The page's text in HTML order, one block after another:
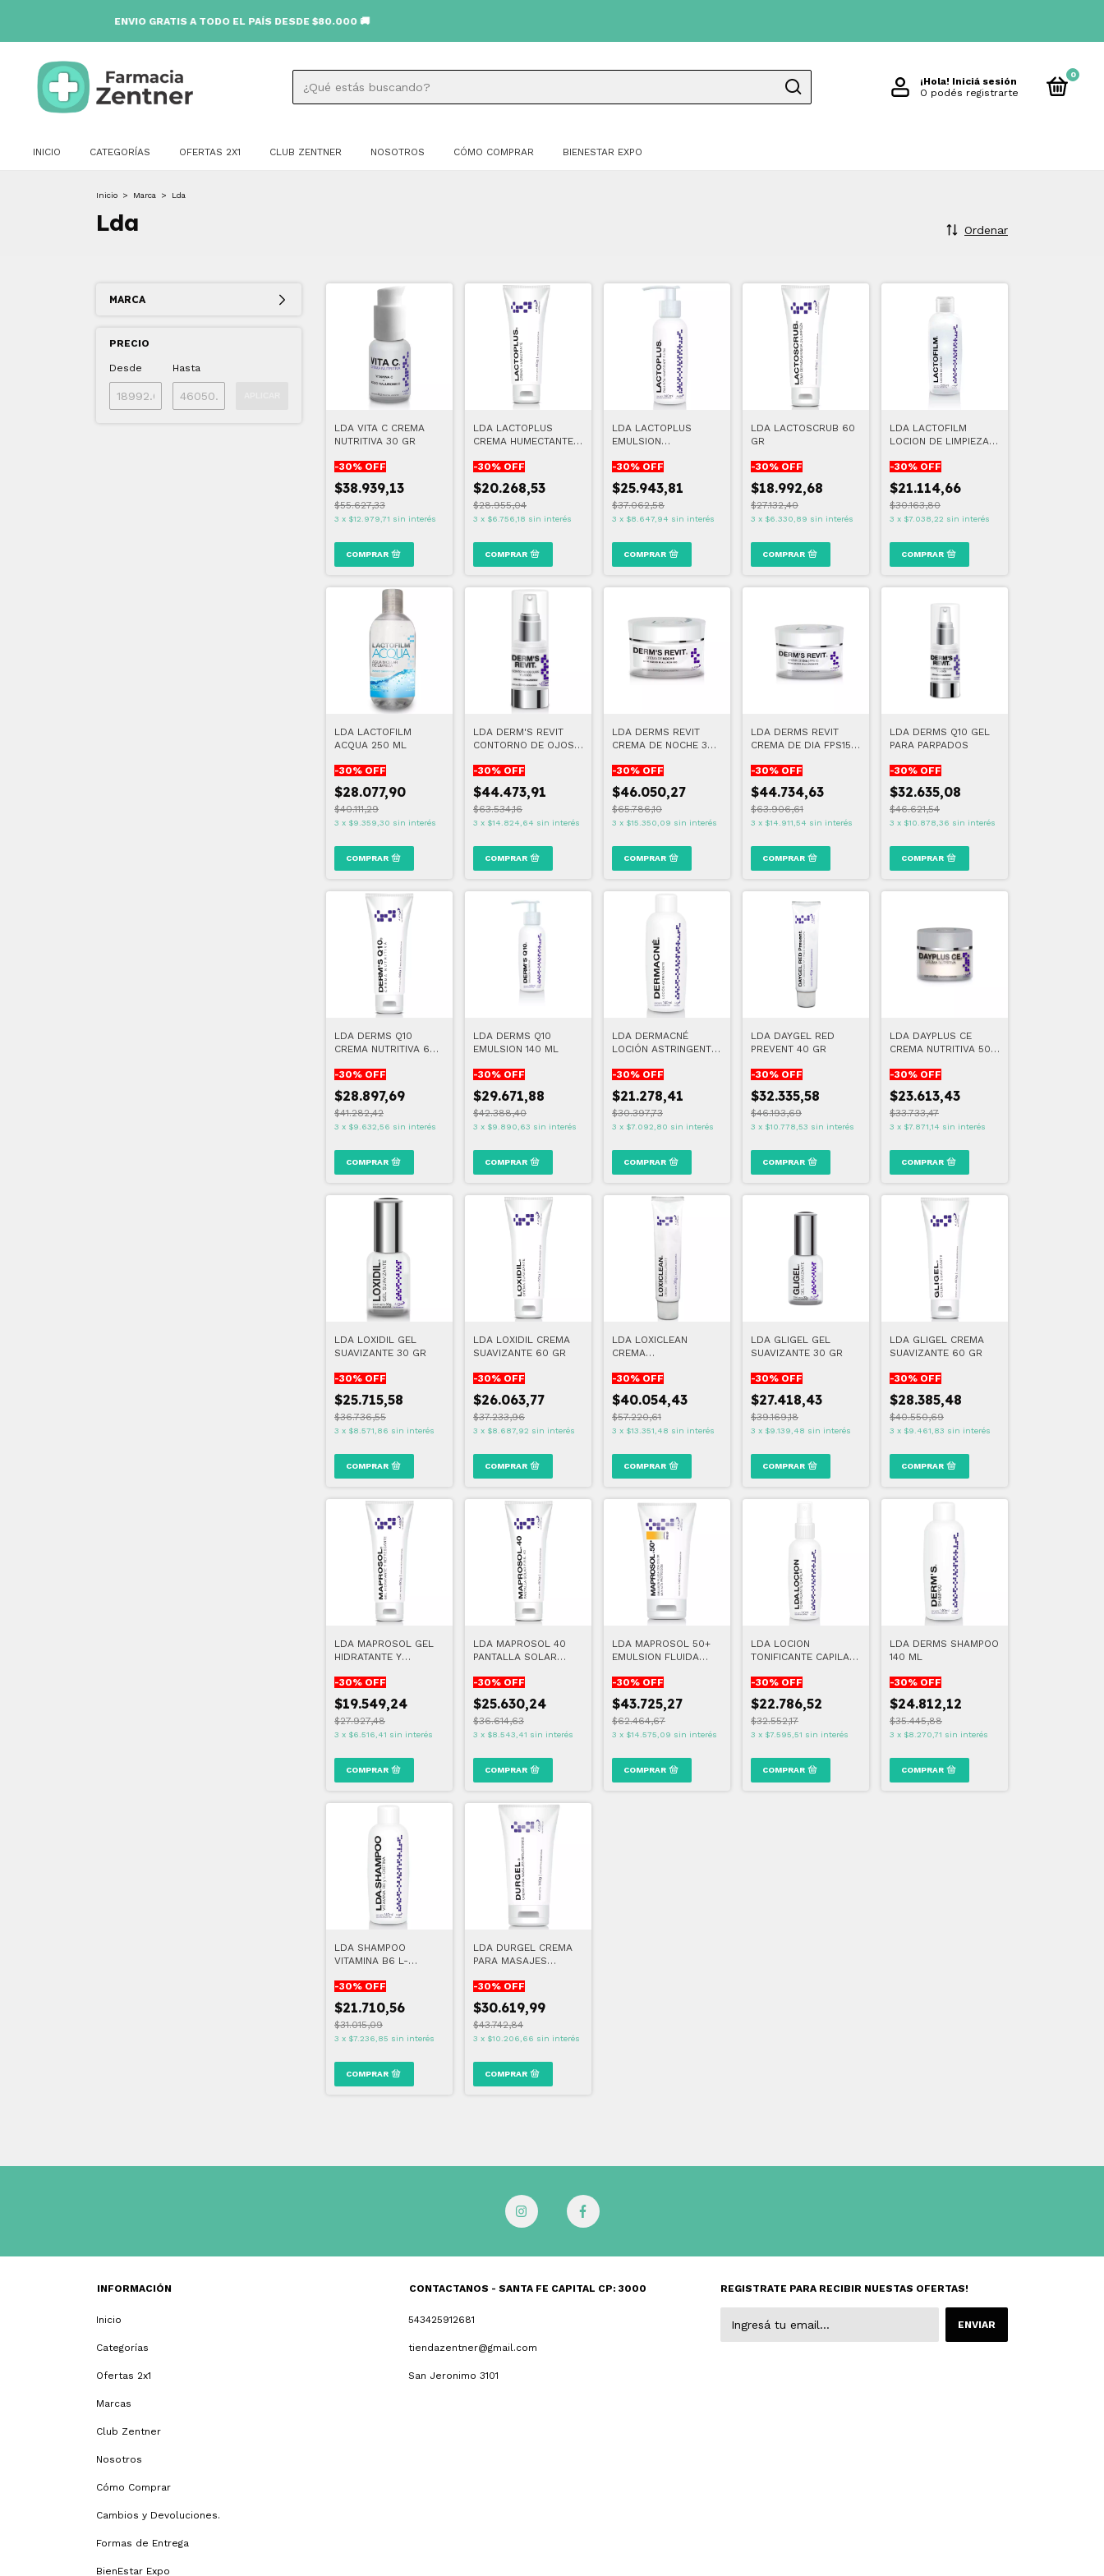
ENVIO GRATIS A TODO EL PAÍS DESDE $80.000 🚚
¡Hola! Iniciá sesión
O podés registrarte
0
INICIO CATEGORÍAS OFERTAS 2X1 CLUB ZENTNER NOSOTROS CÓMO COMPRAR BIENESTAR EXPO
Inicio > Marca > Lda
Lda Ordenar
MARCA
PRECIO
Desde Hasta
LDA VITA C CREMA
NUTRITIVA 30 GR
-30% OFF
$38.939,13
$55.627,33
3 x $12.979,71 sin interés
LDA LACTOPLUS
CREMA HUMECTANTE
-30% OFF
$20.268,53
$28.955,04
3 x $6.756,18 sin interés
LDA LACTOPLUS
EMULSION
-30% OFF
$25.943,81
$37.062,58
3 x $8.647,94 sin interés
LDA LACTOSCRUB 60
GR
-30% OFF
$18.992,68
$27.132,40
3 x $6.330,89 sin interés
LDA LACTOFILM
LOCION DE LIMPIEZA
-30% OFF
$21.114,66
$30.163,80
3 x $7.038,22 sin interés
LDA LACTOFILM
ACQUA 250 ML
-30% OFF
$28.077,90
$40.111,29
3 x $9.359,30 sin interés
LDA DERM'S REVIT
CONTORNO DE OJOS Y
-30% OFF
$44.473,91
$63.534,16
3 x $14.824,64 sin interés
LDA DERMS REVIT
CREMA DE NOCHE 30
-30% OFF
$46.050,27
$65.786,10
3 x $15.350,09 sin interés
LDA DERMS REVIT
CREMA DE DIA FPS15
-30% OFF
$44.734,63
$63.906,61
3 x $14.911,54 sin interés
LDA DERMS Q10 GEL
PARA PARPADOS
-30% OFF
$32.635,08
$46.621,54
3 x $10.878,36 sin interés
LDA DERMS Q10
CREMA NUTRITIVA 60
-30% OFF
$28.897,69
$41.282,42
3 x $9.632,56 sin interés
LDA DERMS Q10
EMULSION 140 ML
-30% OFF
$29.671,88
$42.388,40
3 x $9.890,63 sin interés
LDA DERMACNÉ
LOCIÓN ASTRINGENTE
-30% OFF
$21.278,41
$30.397,73
3 x $7.092,80 sin interés
LDA DAYGEL RED
PREVENT 40 GR
-30% OFF
$32.335,58
$46.193,69
3 x $10.778,53 sin interés
LDA DAYPLUS CE
CREMA NUTRITIVA 50
-30% OFF
$23.613,43
$33.733,47
3 x $7.871,14 sin interés
LDA LOXIDIL GEL
SUAVIZANTE 30 GR
-30% OFF
$25.715,58
$36.736,55
3 x $8.571,86 sin interés
LDA LOXIDIL CREMA
SUAVIZANTE 60 GR
-30% OFF
$26.063,77
$37.233,96
3 x $8.687,92 sin interés
LDA LOXICLEAN
CREMA
GR
-30% OFF
$40.054,43
$57.220,61
3 x $13.351,48 sin interés
LDA GLIGEL GEL
SUAVIZANTE 30 GR
-30% OFF
$27.418,43
$39.169,18
3 x $9.139,48 sin interés
LDA GLIGEL CREMA
SUAVIZANTE 60 GR
-30% OFF
$28.385,48
$40.550,69
3 x $9.461,83 sin interés
LDA MAPROSOL GEL
HIDRATANTE Y
-30% OFF
$19.549,24
$27.927,48
3 x $6.516,41 sin interés
LDA MAPROSOL 40
PANTALLA SOLAR
-30% OFF
$25.630,24
$36.614,63
3 x $8.543,41 sin interés
LDA MAPROSOL 50+
EMULSION FLUIDA
-30% OFF
$43.725,27
$62.464,67
3 x $14.575,09 sin interés
LDA LOCION
TONIFICANTE CAPILAR
-30% OFF
$22.786,52
$32.552,17
3 x $7.595,51 sin interés
LDA DERMS SHAMPOO
140 ML
-30% OFF
$24.812,12
$35.445,88
3 x $8.270,71 sin interés
LDA SHAMPOO
VITAMINA B6 L-
-30% OFF
$21.710,56
$31.015,09
3 x $7.236,85 sin interés
LDA DURGEL CREMA
PARA MASAJES
-30% OFF
$30.619,99
$43.742,84
3 x $10.206,66 sin interés
INFORMACIÓN
Inicio
Categorías
Ofertas 2x1
Marcas
Club Zentner
Nosotros
Cómo Comprar
Cambios y Devoluciones.
Formas de Entrega
BienEstar Expo
CONTACTANOS - SANTA FE CAPITAL CP: 3000
543425912681
tiendazentner@gmail.com
San Jeronimo 3101
REGISTRATE PARA RECIBIR NUESTAS OFERTAS!